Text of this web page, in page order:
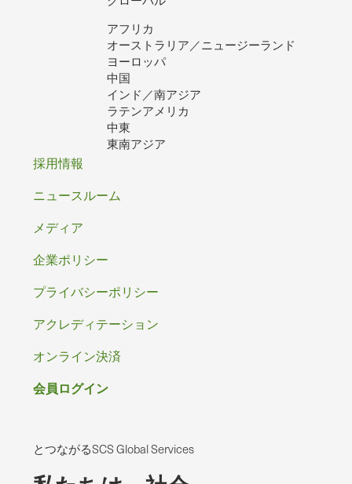
アフリカ
オーストラリア／ニュージーランド
ヨーロッパ
中国
インド／南アジア
ラテンアメリカ
中東
東南アジア
フ
ッ
タ
ー
採用情報
ニュースルーム
メディア
企業ポリシー
プライバシーポリシー
アクレディテーション
オンライン決済
会員ログイン
とつながるSCS Global Services